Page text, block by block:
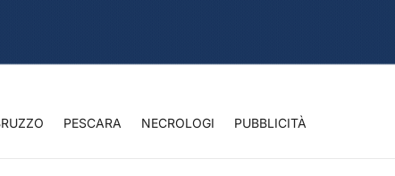
PESCARA NECROLOGI PUBBLICITÀ